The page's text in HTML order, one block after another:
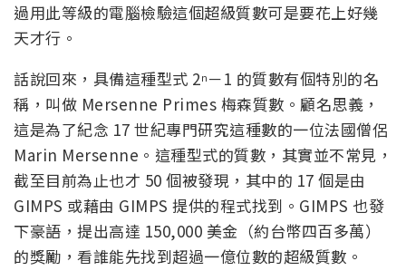
過用此等級的電腦檢驗這個超級質數可是要花上好幾
天才行。
話說回來，具備這種型式 2n －1 的質數有個特別的名
稱，叫做 Mersenne Primes 梅森質數。顧名思義，
這是為了紀念 17 世紀專門研究這種數的一位法國僧侶
Marin Mersenne。這種型式的質數，其實並不常見，
截至目前為止也才 50 個被發現，其中的 17 個是由
GIMPS 或藉由 GIMPS 提供的程式找到。GIMPS 也發
下豪語，提出高達 150,000 美金（約台幣四百多萬）
的獎勵，看誰能先找到超過一億位數的超級質數。